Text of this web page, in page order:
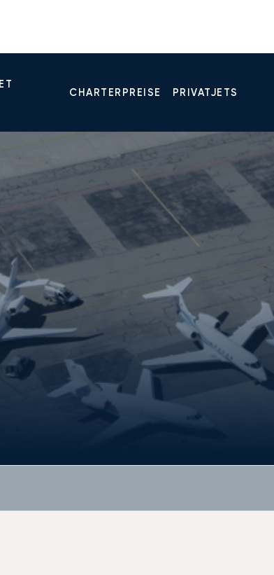
CHARTERPREISE PRIVATJETS